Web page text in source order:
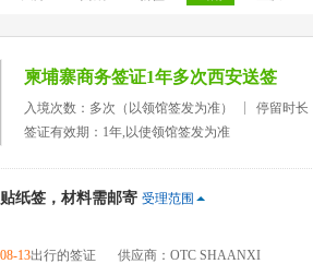
柬埔寨商务签证1年多次西安送签
入境次数：多次（以领馆签发为准）
停留时长
签证有效期：1年,以使领馆签发为准
纸签，材料需邮寄 受理范围
08-13出行的签证 供应商：OTC SHAANXI